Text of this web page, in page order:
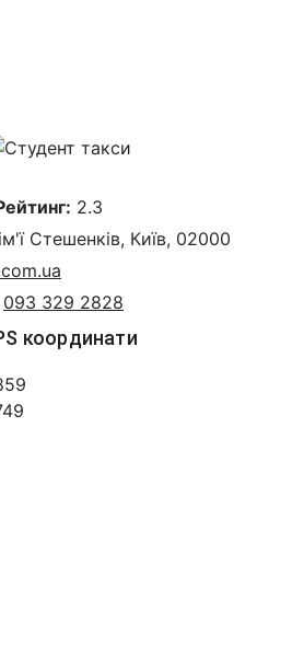
2.3
Стешенків, Київ, 02000
093 329 2828
координати